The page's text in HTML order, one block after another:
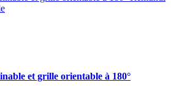
et grille orientable à 180°